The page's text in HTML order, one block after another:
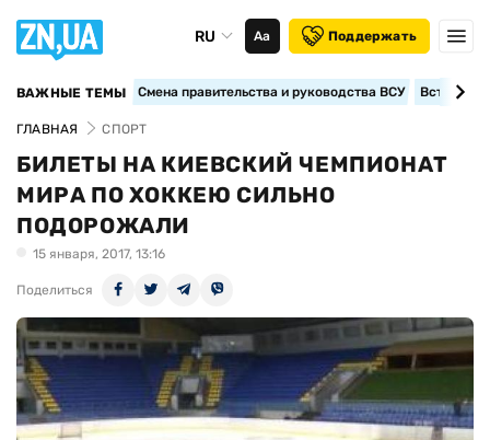
RU Аа Поддержать
ВАЖНЫЕ ТЕМЫ Смена правительства и руководства ВСУ
ГЛАВНАЯ СПОРТ
БИЛЕТЫ НА КИЕВСКИЙ ЧЕМПИОНАТ
МИРА ПО ХОККЕЮ СИЛЬНО
ПОДОРОЖАЛИ
15 января, 2017, 13:16
Поделиться